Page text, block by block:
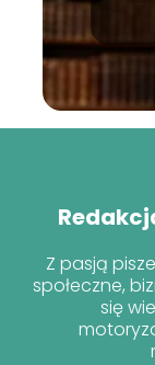
Z pasją
społeczne,
się